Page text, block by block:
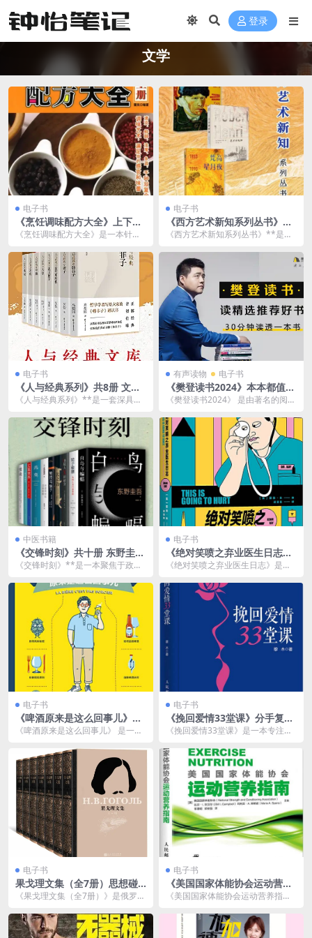
登录
文学
电子书
《烹饪调味配方大全》上下册
千种双复合调味方法 纯天然配
《烹饪调味配方大全》是一本针对
书籍，书中介绍了千种...
电子书
《西方艺术新知系列丛书》套
装共3册 走入西方艺术理论殿
《西方艺术新知系列丛书》**是一
书籍套装，旨在帮助...
电子书
《人与经典系列》共8册 文化
自信 回归中华道统[pdf]
《人与经典系列》**是一套深具思
经典作品和哲学思想...
有声读物 电子书
《樊登读书2024》本本都值得
一读[pdf.mp3]
《樊登读书2024》 是由著名的阅读
推荐书籍合集。...
中医书籍
《交锋时刻》共十册 东野圭吾
等名家作品智慧与激情迸发[p
《交锋时刻》**是一本聚焦于政
作品，通常用于描绘在...
电子书
《绝对笑喷之弃业医生日志》
现象级畅销书[pdf]
《绝对笑喷之弃业医生日志》是一
一个弃业医生的生活故...
电子书
《啤酒原来是这么回事儿》饮
食生活新提案[pdf]
《啤酒原来是这么回事儿》 是一本
艺以及其与生活的关...
电子书
《挽回爱情33堂课》分手复合
失恋伤心情感书籍 一本书挽回
《挽回爱情33堂课》是一本专注于
那些正在经历失恋、...
电子书
果戈理文集（全7册）思想碰
撞与情感交织的文学盛宴
《果戈理文集（全7册）》是俄罗斯
ogo...
电子书
《美国国家体能协会运动营养
指南》[pdf]
《美国国家体能协会运动营养指